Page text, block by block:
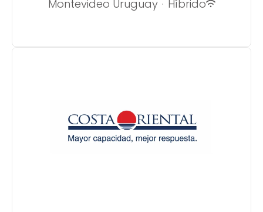
Montevideo Uruguay · Híbrido